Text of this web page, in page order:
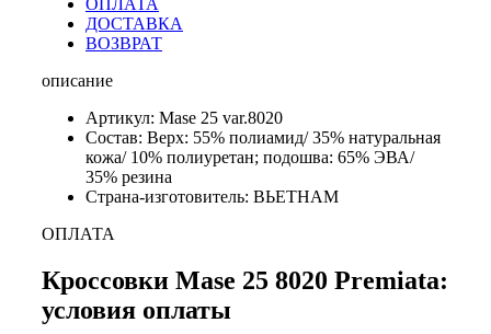
ОПЛАТА
ДОСТАВКА
ВОЗВРАТ
описание
Артикул: Mase 25 var.8020
Состав: Верх: 55% полиамид/ 35% натуральная
кожа/ 10% полиуретан; подошва: 65% ЭВА/
35% резина
Страна-изготовитель: ВЬЕТНАМ
ОПЛАТА
Кроссовки Mase 25 8020 Premiata:
условия оплаты